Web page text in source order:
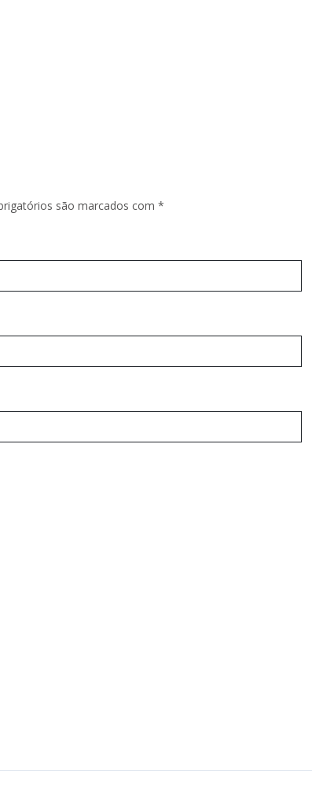
são marcados com *